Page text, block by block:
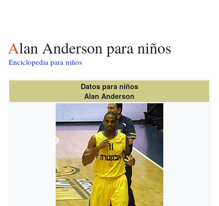
Alan Anderson para niños
Enciclopedia para niños
Datos para niños
Alan Anderson